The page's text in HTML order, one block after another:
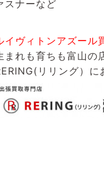
スナーなど
イヴィトンアズール
まれも育ちも富山の
リリング） に